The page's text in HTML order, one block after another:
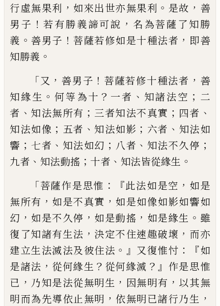
行虛無果利 ， 如來出世亦無果利 。 是故 ， 善
男子 ！若有勝義諦可說 ， 名為菩薩了知勝
義 。 善男子 ！ 菩薩若修如是十種法者 ， 即善
知勝義 。
「又 ， 善男子 ！ 菩薩若修十種法者 ， 善
知緣生 。何等為十 ？ 一者 、 知諸法空 ； 二
者 、知法無所有 ； 三者知法不真實 ； 四者 、
知法如像 ； 五者 、知法如影 ； 六者 、 知法如
響 ； 七者 、 知法如幻 ； 八者 、 知法不久停 ；
九者 、 知法動搖 ； 十者 、 知法皆從緣生 。
「菩薩作是思惟 ：『此法如是空 ， 如是
無所有 ， 如是不真實 ， 如是如像如影如響如
幻 ， 如是不久停 ， 如是動搖 ， 如是緣生 。 雖
復了知諸有生法 ， 決定不住速趣破壞 ， 而亦
建立生法滅法及彼住法 。』 又復惟忖 ：『如
是諸法 ， 從何緣生 ？ 從何緣滅 ？』 作是思惟
已 ， 乃知是法從無明生 ， 因無明有 ， 以其無
明而為先導依止無明 ， 依無明已諸行乃生 ，